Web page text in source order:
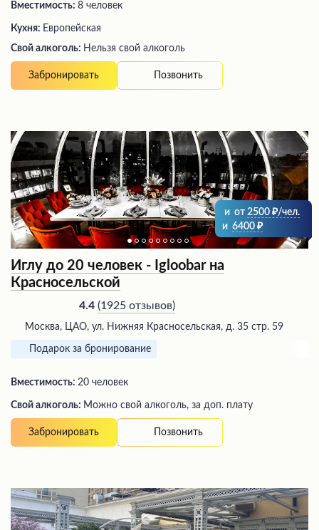
Вместимость: 8 человек
Кухня: Европейская
Свой алкоголь: Нельзя свой алкоголь
Забронировать Позвонить
и от 2500
/чел.
и 6400
Иглу до 20 человек - Igloobar на
Красносельской
4.4 (1925 отзывов)
Москва, ЦАО, ул. Нижняя Красносельская, д. 35 стр. 59
Подарок за бронирование
Вместимость: 20 человек
Свой алкоголь: Можно свой алкоголь, за доп. плату
Забронировать Позвонить